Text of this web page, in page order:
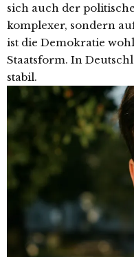
sich auch der
komplexer, sondern
ist die Demokratie
Staatsform. In
stabil.